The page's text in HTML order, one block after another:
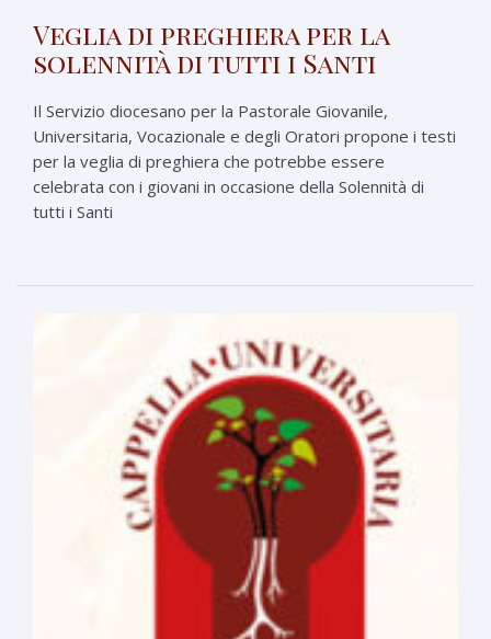
Veglia di preghiera per la
solennità di tutti i Santi
Il Servizio diocesano per la Pastorale Giovanile,
Universitaria, Vocazionale e degli Oratori propone i testi
per la veglia di preghiera che potrebbe essere
celebrata con i giovani in occasione della Solennità di
tutti i Santi